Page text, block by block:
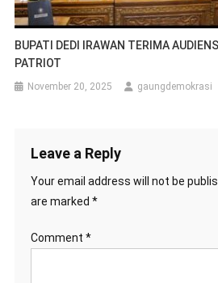
BUPATI DEDI IRAWAN TERIMA
PATRIOT
November 20, 2025 gaungdemokrasi
Leave a Reply
Your email address will not be
are marked *
Comment *